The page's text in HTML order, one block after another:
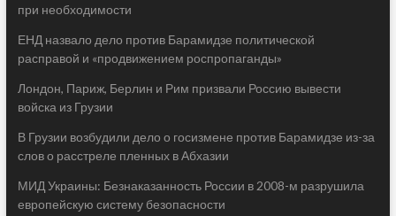
при необходимости
ЕНД назвало дело против Барамидзе политической
расправой и «продвижением роспропаганды»
Лондон, Париж, Берлин и Рим призвали Россию вывести
войска из Грузии
В Грузии возбудили дело о госизмене против Барамидзе из-за
слов о расстреле пленных в Абхазии
МИД Украины: Безнаказанность России в 2008-м разрушила
европейскую систему безопасности